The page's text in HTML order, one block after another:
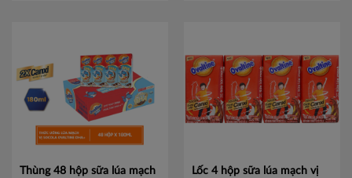
Thùng 48 hộp sữa lúa mạch
Lốc 4 hộp sữa lúa mạch vị